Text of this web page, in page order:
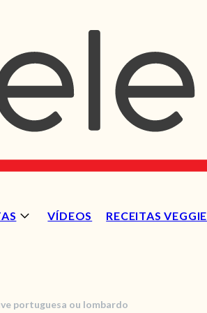
VÍDEOS RECEITAS VEGGIE
portuguesa ou lombardo